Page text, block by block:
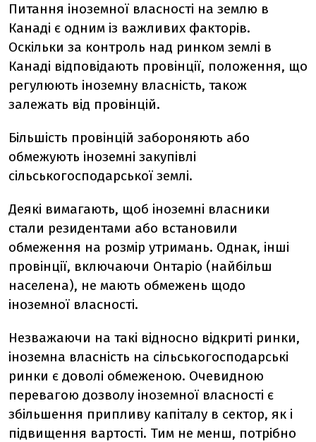
Питання іноземної власності на землю в
Канаді є одним із важливих факторів.
Оскільки за контроль над ринком землі в
Канаді відповідають провінції, положення, що
регулюють іноземну власність, також
залежать від провінцій.
Більшість провінцій забороняють або
обмежують іноземні закупівлі
сільськогосподарської землі.
Деякі вимагають, щоб іноземні власники
стали резидентами або встановили
обмеження на розмір утримань. Однак, інші
провінції, включаючи Онтаріо (найбільш
населена), не мають обмежень щодо
іноземної власності.
Незважаючи на такі відносно відкриті ринки,
іноземна власність на сільськогосподарські
ринки є доволі обмеженою. Очевидною
перевагою дозволу іноземної власності є
збільшення припливу капіталу в сектор, як і
підвищення вартості. Тим не менш, потрібно